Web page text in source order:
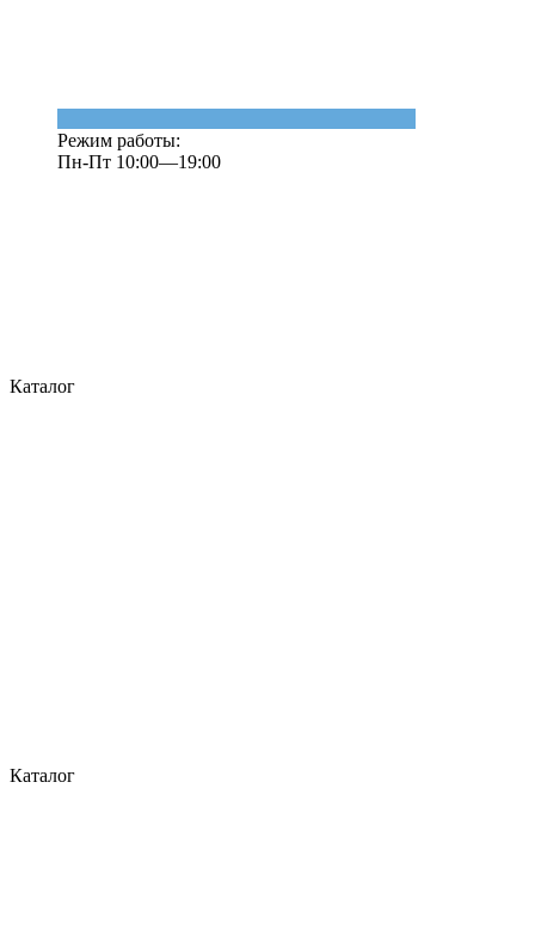
Режим работы:
Пн-Пт 10:00—19:00
Каталог
Каталог